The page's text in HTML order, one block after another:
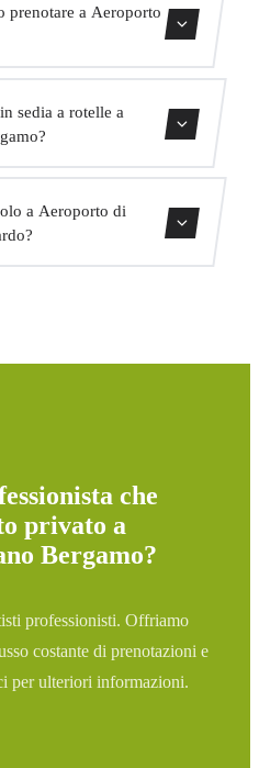
con revisione attuale.
prenotare a Aeroporto
sedia a rotelle a
della prenotazione e
a Aeroporto di
che
privato a
Bergamo?
professionisti. Offriamo
costante di prenotazioni e
per ulteriori informazioni.